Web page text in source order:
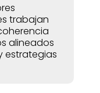
trabajan
alineados
estrategias